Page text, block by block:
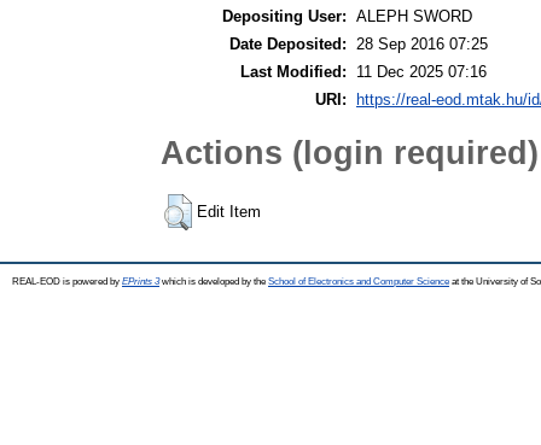
Depositing User: ALEPH SWORD
Date Deposited: 28 Sep 2016 07:25
Last Modified:
11 Dec 2025 07:16
URI:
https://real-eod.mtak.hu/
Actions (login required)
Edit Item
REAL-EOD is powered by EPrints 3which is developed by the School of Electronics and Computer Science at the University of